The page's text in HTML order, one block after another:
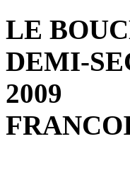
LE
DEMI-
2009